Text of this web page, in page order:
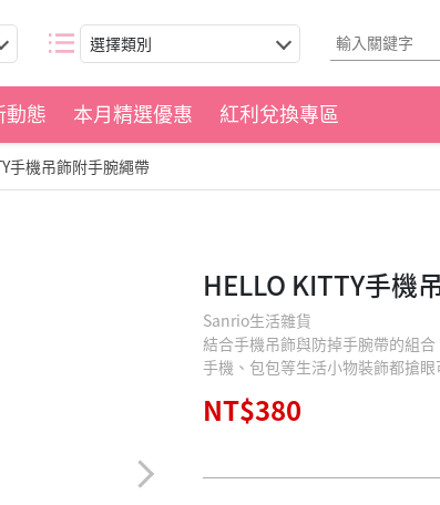
選擇類別
動態 本月精選優惠 紅利兌換專區
手機吊飾附手腕繩帶
HELLO KITTY手機
Sanrio生活雜貨
結合手機吊飾與防掉手腕帶的組合
手機、包包等生活小物裝飾都搶眼
NT$380